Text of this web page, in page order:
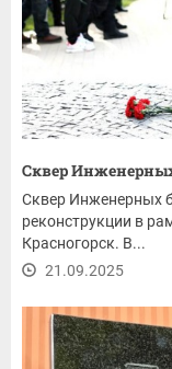
Сквер
Сквер Инженерных
реконструкции в
Красногорск. В...
21.09.2025